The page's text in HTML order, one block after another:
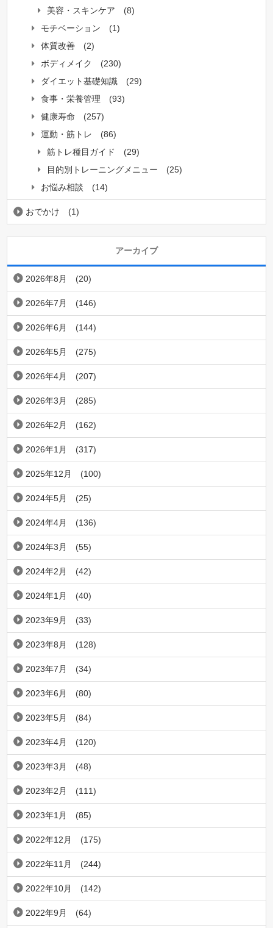
美容・スキンケア
(8)
モチベーション
(1)
体質改善
(2)
ボディメイク
(230)
ダイエット基礎知識
(29)
食事・栄養管理
(93)
健康寿命
(257)
運動・筋トレ
(86)
筋トレ種目ガイド
(29)
目的別トレーニングメニュー
(25)
お悩み相談
(14)
おでかけ (1)
アーカイブ
2026年8月 (20)
2026年7月 (146)
2026年6月 (144)
2026年5月 (275)
2026年4月 (207)
2026年3月 (285)
2026年2月 (162)
2026年1月 (317)
2025年12月 (100)
2024年5月 (25)
2024年4月 (136)
2024年3月 (55)
2024年2月 (42)
2024年1月 (40)
2023年9月 (33)
2023年8月 (128)
2023年7月 (34)
2023年6月 (80)
2023年5月 (84)
2023年4月 (120)
2023年3月 (48)
2023年2月 (111)
2023年1月 (85)
2022年12月 (175)
2022年11月 (244)
2022年10月 (142)
2022年9月 (64)